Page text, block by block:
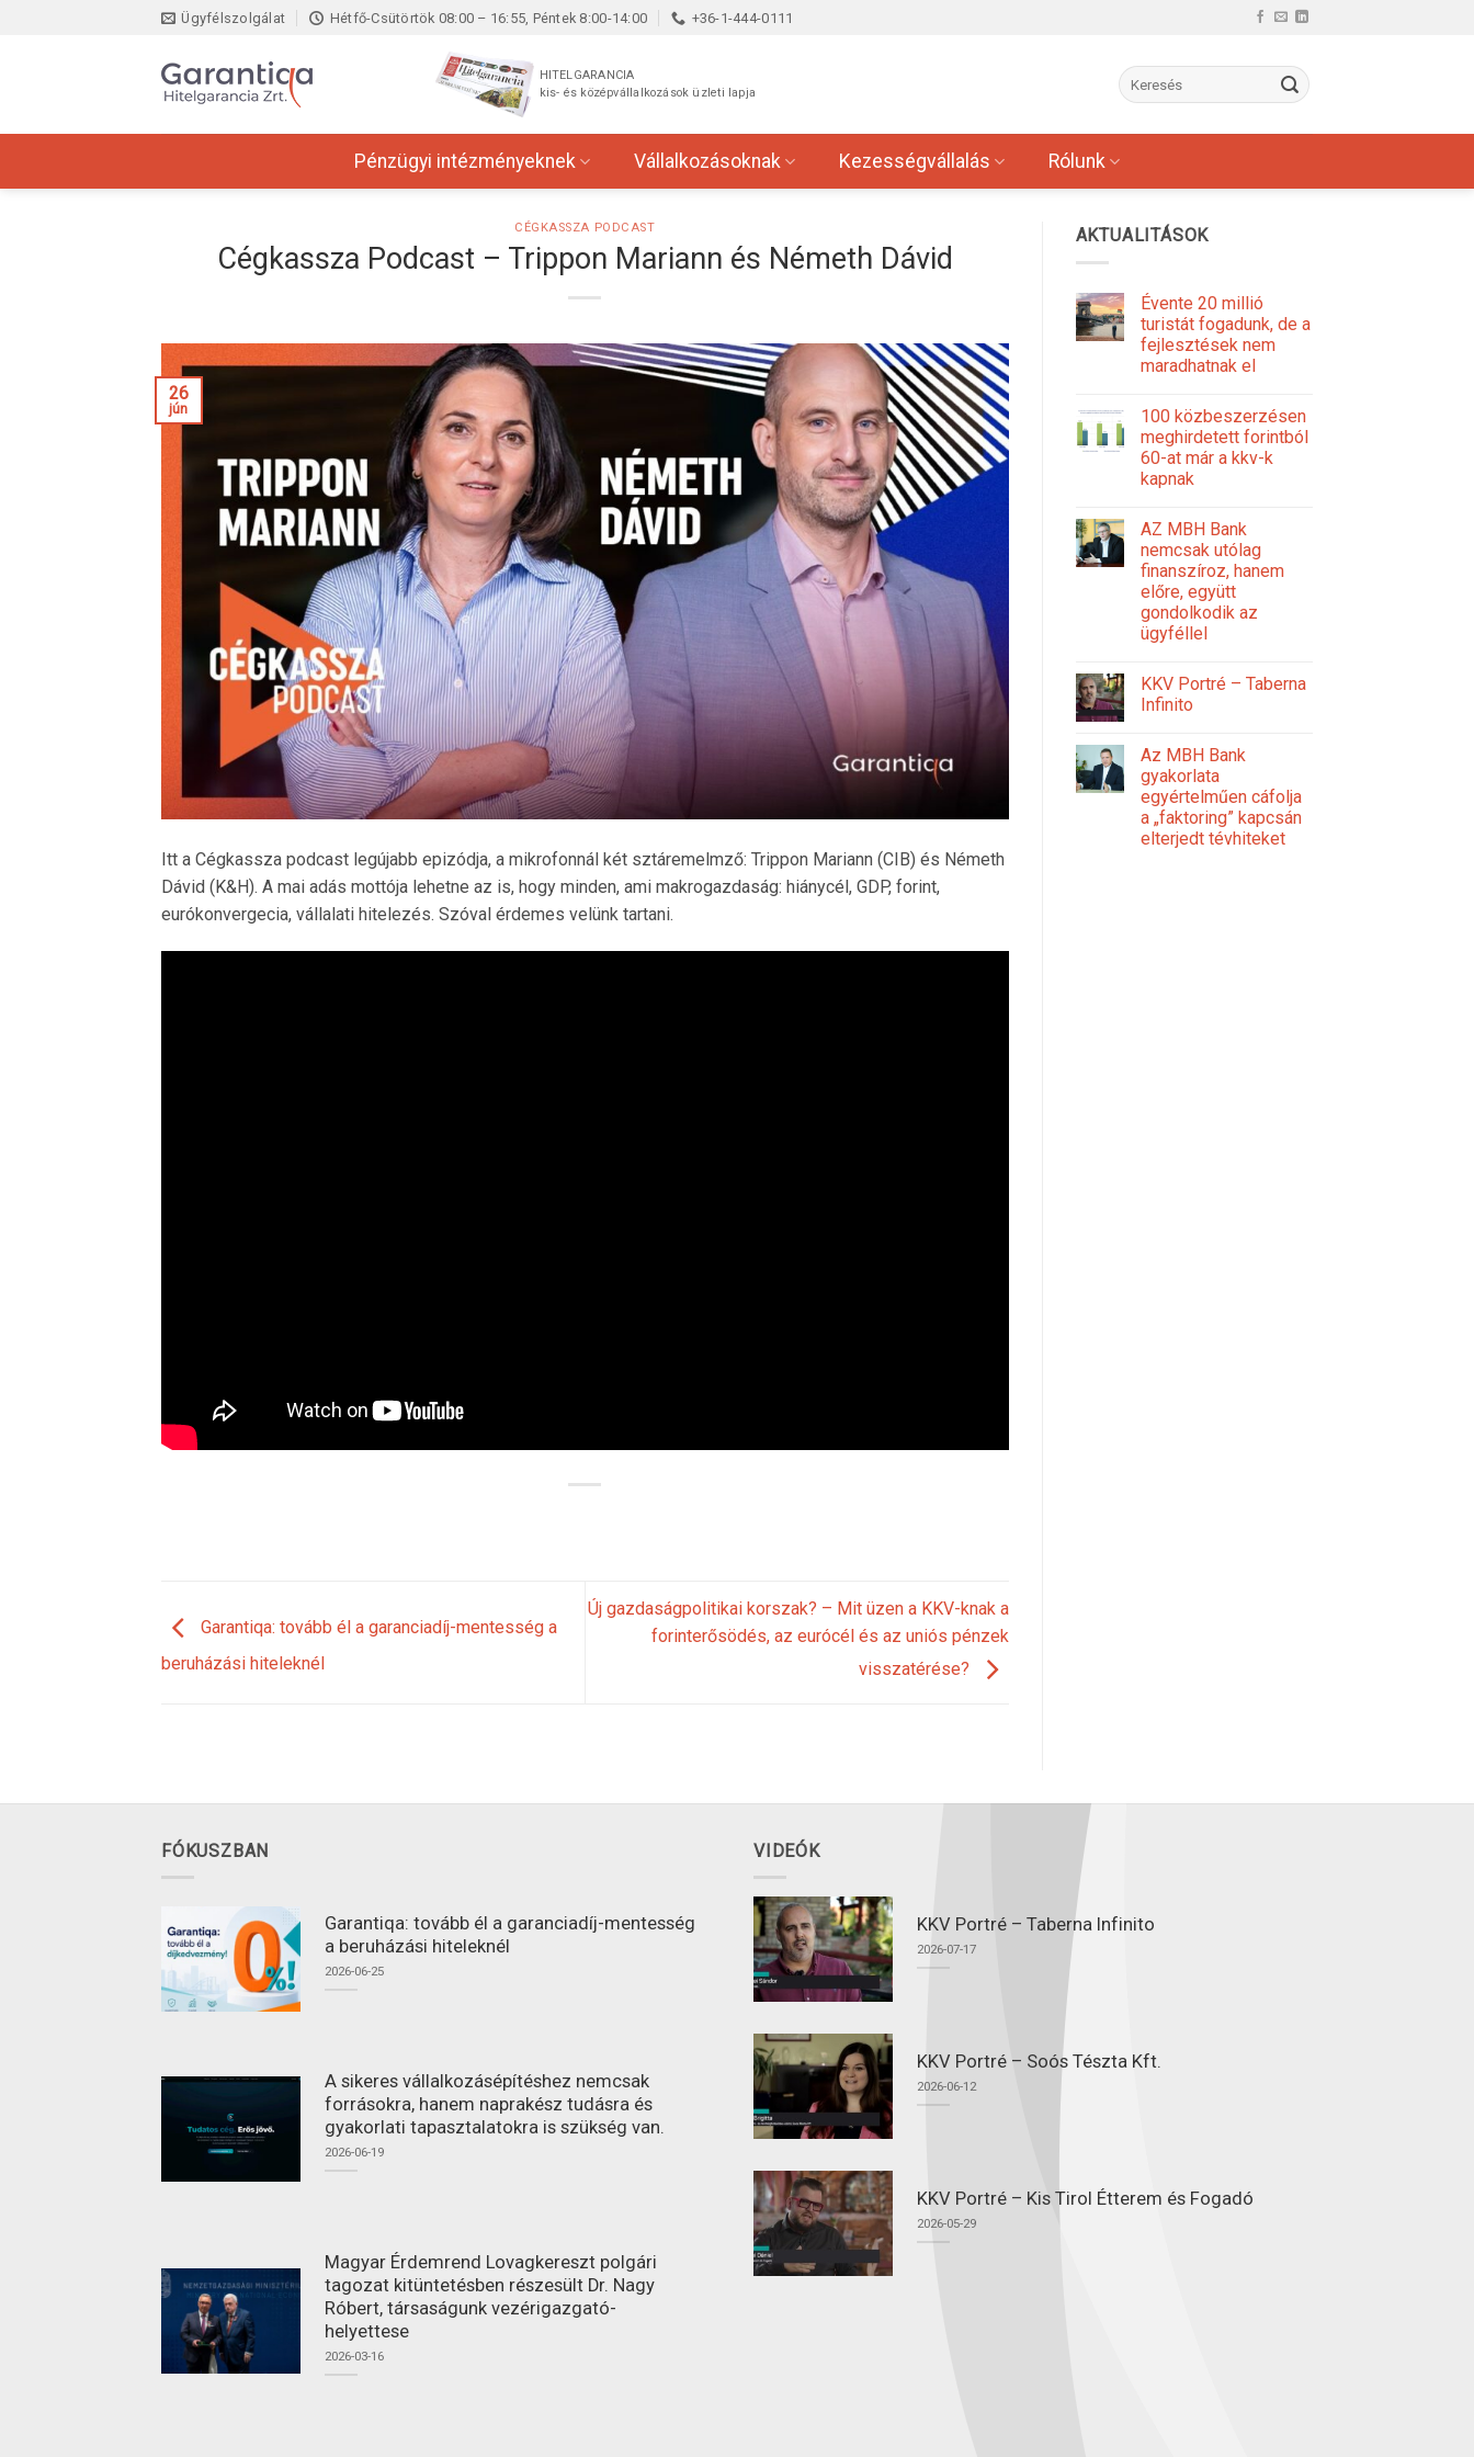
Ügyfélszolgálat Hétfő-Csütörtök 08:00 – 16:55, Péntek 8:00-14:00 +36-1-444-0111
HITELGARANCIA
kis- és középvállalkozások üzleti lapja
Pénzügyi intézményeknek Vállalkozásoknak Kezességvállalás Rólunk
CÉGKASSZA PODCAST
Cégkassza Podcast – Trippon Mariann és Németh Dávid
26
jún
Itt a Cégkassza podcast legújabb epizódja, a mikrofonnál két sztáremelmző: Trippon Mariann (CIB) és Németh
Dávid (K&H). A mai adás mottója lehetne az is, hogy minden, ami makrogazdaság: hiánycél, GDP, forint,
eurókonvergecia, vállalati hitelezés. Szóval érdemes velünk tartani.
Garantiqa: tovább él a garanciadíj-mentesség a
beruházási hiteleknél
Új gazdaságpolitikai korszak? – Mit üzen a KKV-knak a
forinterősödés, az eurócél és az uniós pénzek
visszatérése?
AKTUALITÁSOK
Évente 20 millió
turistát fogadunk, de a
fejlesztések nem
maradhatnak el
100 közbeszerzésen
meghirdetett forintból
60-at már a kkv-k
kapnak
AZ MBH Bank
nemcsak utólag
finanszíroz, hanem
előre, együtt
gondolkodik az
ügyféllel
KKV Portré – Taberna
Infinito
Az MBH Bank
gyakorlata
egyértelműen cáfolja
a „faktoring” kapcsán
elterjedt tévhiteket
FÓKUSZBAN
Garantiqa: tovább él a garanciadíj-mentesség
a beruházási hiteleknél
2026-06-25
A sikeres vállalkozásépítéshez nemcsak
forrásokra, hanem naprakész tudásra és
gyakorlati tapasztalatokra is szükség van.
2026-06-19
Magyar Érdemrend Lovagkereszt polgári
tagozat kitüntetésben részesült Dr. Nagy
Róbert, társaságunk vezérigazgató-
helyettese
2026-03-16
VIDEÓK
KKV Portré – Taberna Infinito
2026-07-17
KKV Portré – Soós Tészta Kft.
2026-06-12
KKV Portré – Kis Tirol Étterem és Fogadó
2026-05-29